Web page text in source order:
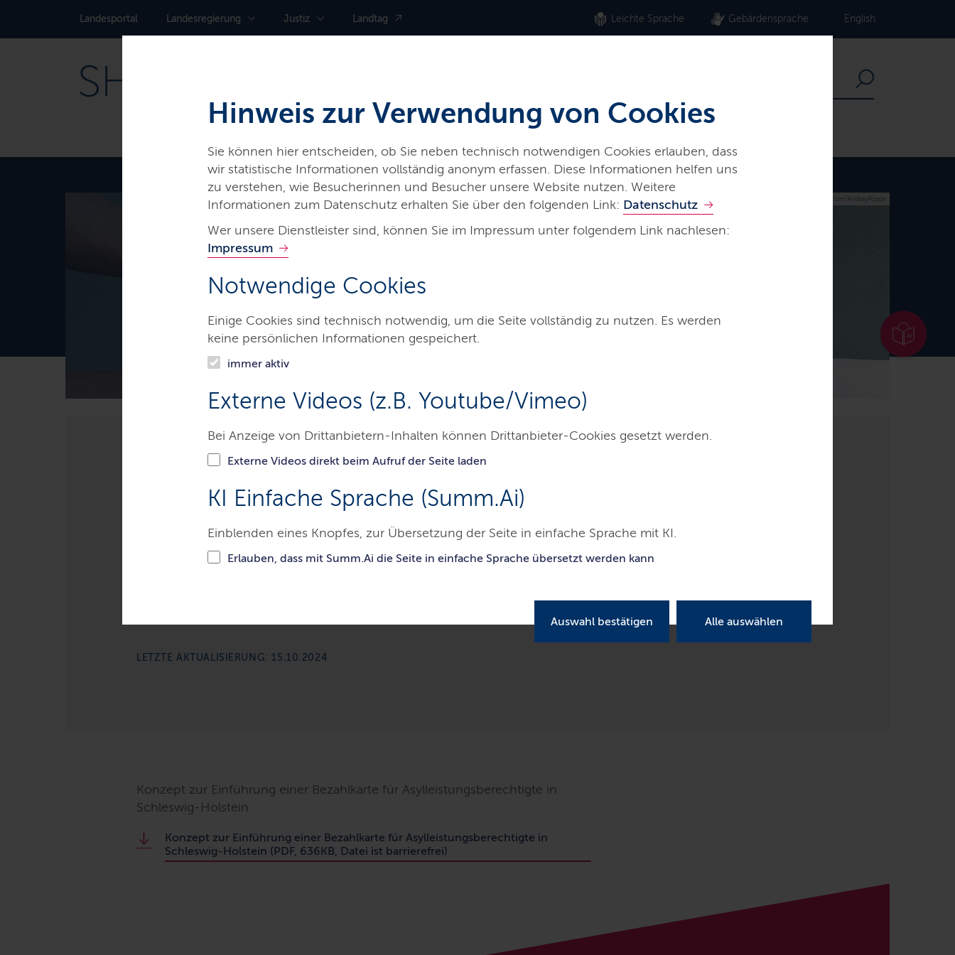
Hinweis zur Verwendung von Cookies
Sie können hier entscheiden, ob Sie neben technisch notwendigen Cookies erlauben, dass
wir statistische Informationen vollständig anonym erfassen. Diese Informationen helfen uns
zu verstehen, wie Besucherinnen und Besucher unsere Website nutzen. Weitere
Informationen zum Datenschutz erhalten Sie über den folgenden Link: Datenschutz
Wer unsere Dienstleister sind, können Sie im Impressum unter folgendem Link nachlesen:
Impressum
Notwendige Cookies
Einige Cookies sind technisch notwendig, um die Seite vollständig zu nutzen. Es werden
keine persönlichen Informationen gespeichert.
immer aktiv
Externe Videos (z.B. Youtube/Vimeo)
Bei Anzeige von Drittanbietern-Inhalten können Drittanbieter-Cookies gesetzt werden.
Externe Videos direkt beim Aufruf der Seite laden
KI Einfache Sprache (Summ.Ai)
Einblenden eines Knopfes, zur Übersetzung der Seite in einfache Sprache mit KI.
Erlauben, dass mit Summ.Ai die Seite in einfache Sprache übersetzt werden kann
Auswahl bestätigen Alle auswählen
Landes­portal Landes­regierung Justiz Landtag Leichte Sprache Gebärdensprache English
Integration
© iStock.com/AndreyPopov
Inneres, Sicherheit & Verwaltung
Integration
Konzept zur Einführung einer Bezahlkarte
für Asylleistungsberechtigte in Schleswig-
LETZTE AKTUALISIERUNG: 15.10.2024
Konzept zur Einführung einer Bezahlkarte für Asylleistungsberechtigte in
Schleswig-Holstein
Konzept zur Einführung einer Bezahlkarte für Asylleistungsberechtigte in
Schleswig-Holstein (PDF, 636KB, Datei ist barrierefrei)